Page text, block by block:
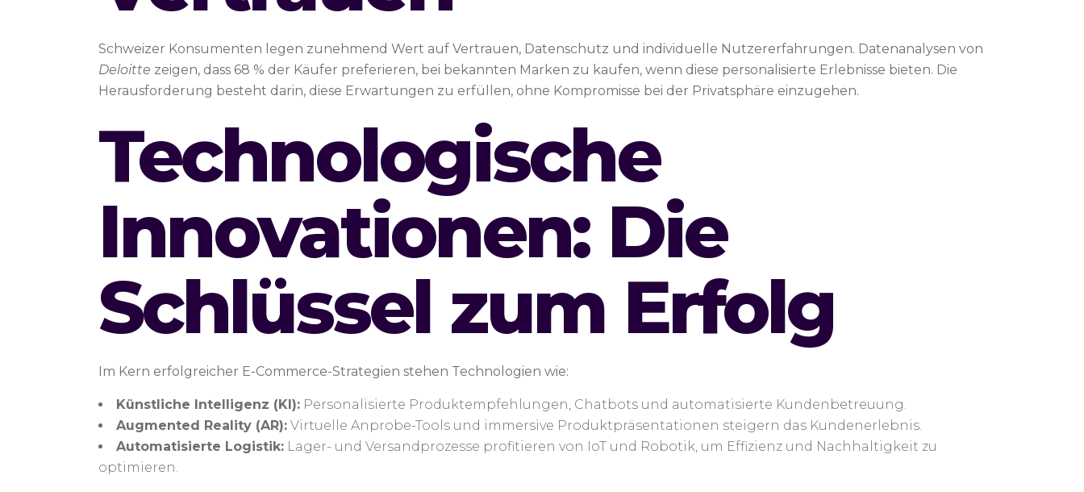
Schweizer Konsumenten legen zunehmend Wert auf Vertrauen, Datenschutz und individuelle Nutzererfahrungen. Datenanalysen von
Deloitte zeigen, dass 68 % der Käufer preferieren, bei bekannten Marken zu kaufen, wenn diese personalisierte Erlebnisse bieten. Die
Herausforderung besteht darin, diese Erwartungen zu erfüllen, ohne Kompromisse bei der Privatsphäre einzugehen.
Technologische
Innovationen: Die
Schlüssel zum Erfolg
Im Kern erfolgreicher E-Commerce-Strategien stehen Technologien wie:
Künstliche Intelligenz (KI): Personalisierte Produktempfehlungen, Chatbots und automatisierte Kundenbetreuung.
Augmented Reality (AR): Virtuelle Anprobe-Tools und immersive Produktpräsentationen steigern das Kundenerlebnis.
Automatisierte Logistik: Lager- und Versandprozesse profitieren von IoT und Robotik, um Effizienz und Nachhaltigkeit zu
optimieren.